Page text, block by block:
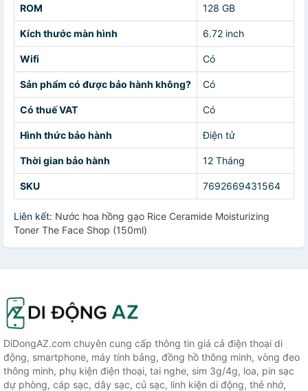
ROM 128 GB
Kích thước màn hình 6.72 inch
Wifi Có
Sản phẩm có được bảo hành không? Có
Có thuế VAT Có
Hình thức bảo hành Điện tử
Thời gian bảo hành 12 Tháng
SKU 7692669431564
Liên kết: Nước hoa hồng gạo Rice Ceramide Moisturizing
Toner The Face Shop (150ml)
DiDongAZ.com chuyên cung cấp thông tin giá cả điện thoại di
động, smartphone, máy tính bảng, đồng hồ thông minh, vòng đeo
thông minh, phụ kiện điện thoại, tai nghe, sim 3g/4g, loa, pin sạc
dự phòng, cáp sạc, dây sạc, củ sạc, linh kiện di động, thẻ nhớ,